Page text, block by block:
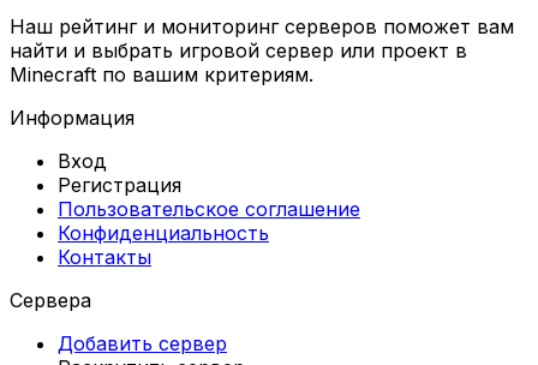
Наш рейтинг и мониторинг серверов поможет вам
найти и выбрать игровой сервер или проект в
Minecraft по вашим критериям.
Информация
Вход
Регистрация
Пользовательское соглашение
Конфиденциальность
Контакты
Сервера
Добавить сервер